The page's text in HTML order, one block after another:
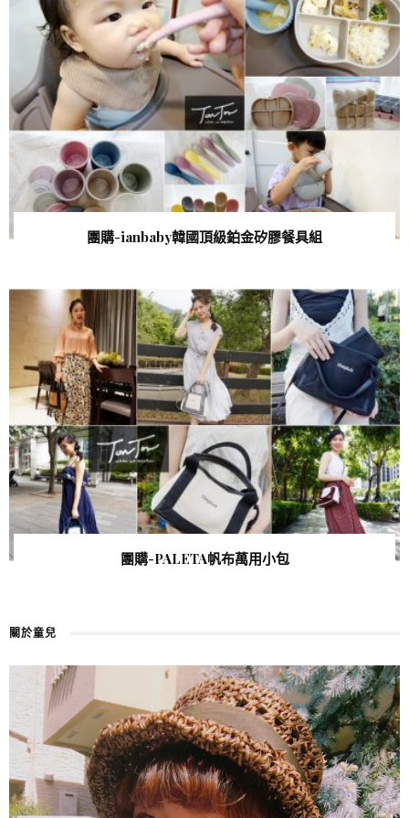
團購-ianbaby韓國頂級鉑金矽膠餐具組
團購-PALETA帆布萬用小包
關於童兒